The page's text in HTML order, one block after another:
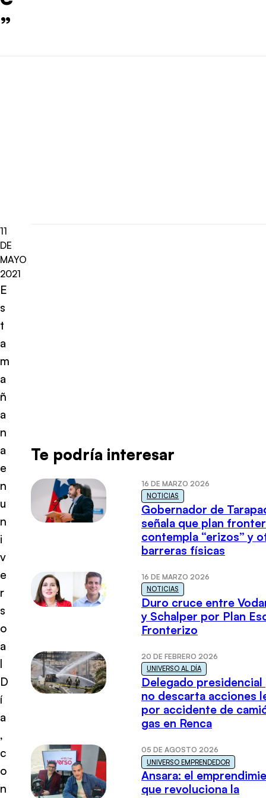
”
11
DE
MAYO
2021
E
s
t
a
m
a
ñ
a
n
a
e
n
u
n
i
v
e
r
s
o
a
l
D
í
a
,
c
o
n
Te podría interesar
16 DE MARZO 2026
NOTICIAS
Gobernador de
señala que plan
contempla “erizos” y
barreras físicas
16 DE MARZO 2026
NOTICIAS
Duro cruce entre
y Schalper por Plan
Fronterizo
20 DE FEBRERO 2026
UNIVERSO AL DÍA
Delegado presidencial
no descarta acciones
por accidente de
gas en Renca
05 DE AGOSTO 2026
UNIVERSO EMPRENDEDOR
Ansara: el
que revoluciona la